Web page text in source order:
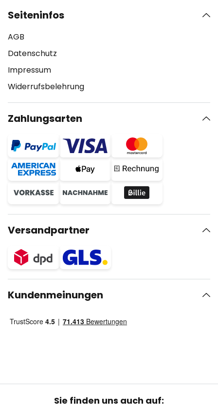
Seiteninfos
AGB
Datenschutz
Impressum
Widerrufsbelehrung
Zahlungsarten
Versandpartner
Kundenmeinungen
Sie finden uns auch auf: